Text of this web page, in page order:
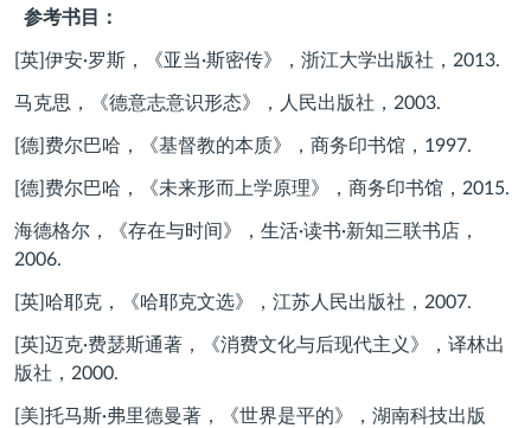
参考书目：
[英]伊安·罗斯，《亚当·斯密传》，浙江大学出版社，2013.
马克思，《德意志意识形态》，人民出版社，2003.
[德]费尔巴哈，《基督教的本质》，商务印书馆，1997.
[德]费尔巴哈，《未来形而上学原理》，商务印书馆，2015.
海德格尔，《存在与时间》，生活·读书·新知三联书店，
2006.
[英]哈耶克，《哈耶克文选》，江苏人民出版社，2007.
[英]迈克·费瑟斯通著，《消费文化与后现代主义》，译林出
版社，2000.
[美]托马斯·弗里德曼著，《世界是平的》，湖南科技出版